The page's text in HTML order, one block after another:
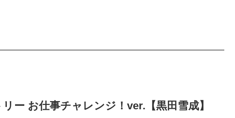
お仕事チャレンジ！ver.【黒田雪成】